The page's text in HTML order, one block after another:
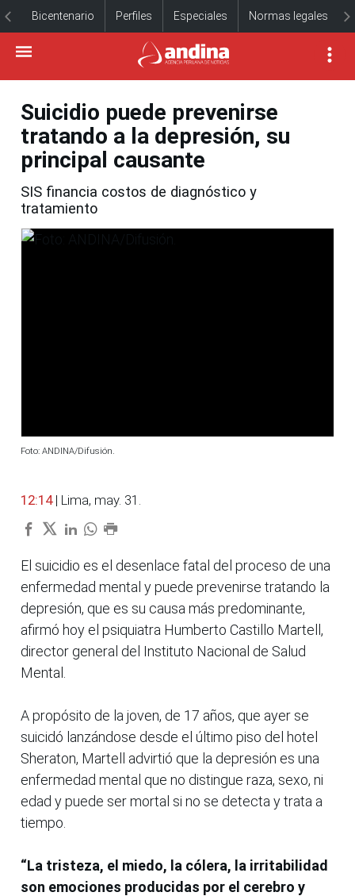
Bicentenario Perfiles Especiales Normas legales
Suicidio puede prevenirse
tratando a la depresión, su
principal causante
SIS financia costos de diagnóstico y
tratamiento
Foto: ANDINA/Difusión.
12:14 | Lima, may. 31.
El suicidio es el desenlace fatal del proceso de una
enfermedad mental y puede prevenirse tratando la
depresión, que es su causa más predominante,
afirmó hoy el psiquiatra Humberto Castillo Martell,
director general del Instituto Nacional de Salud
Mental.
A propósito de la joven, de 17 años, que ayer se
suicidó lanzándose desde el último piso del hotel
Sheraton, Martell advirtió que la depresión es una
enfermedad mental que no distingue raza, sexo, ni
edad y puede ser mortal si no se detecta y trata a
tiempo.
“La tristeza, el miedo, la cólera, la irritabilidad
son emociones producidas por el cerebro y